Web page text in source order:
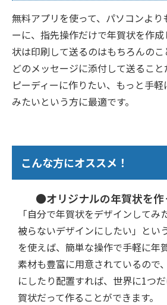
無料アプリを使って、パソコンより
ーに、指先操作だけで年賀状を作
状は印刷して送るのはもちろんの
どのメッセージに添付して送るこ
ピーディーに作りたい、もっと手
みたいという方に最適です。
こんな方にオススメ！
●オリジナルの年賀状を作
「自分で年賀状をデザインしてみ
被らないデザインにしたい」とい
を使えば、簡単な操作で手軽に年
素材も豊富に用意されているので
にしたり配置すれば、世界に1つ
賀状だって作ることができます。